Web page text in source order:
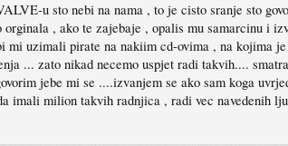
u sto nebi na nama , to je cisto sranje sto
, ako te zajebaje , opalis mu samarcinu i
uzimali pirate na nakiim cd-ovima , na
... zato nikad necemo uspjet radi takvih....
jebe mi se ....izvanjem se ako sam koga
milion takvih radnjica , radi vec navedenih